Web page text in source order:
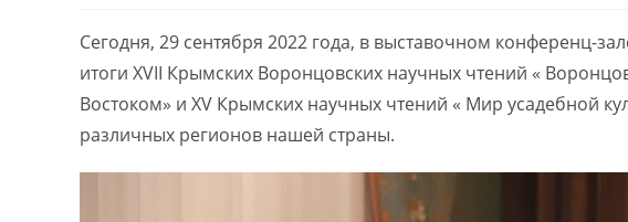
Сегодня, 29 сентября 2022 года, в выставочном конференц-
итоги XVII Крымских Воронцовских научных чтений «
Востоком» и XV Крымских научных чтений « Мир усадебной
различных регионов нашей страны.